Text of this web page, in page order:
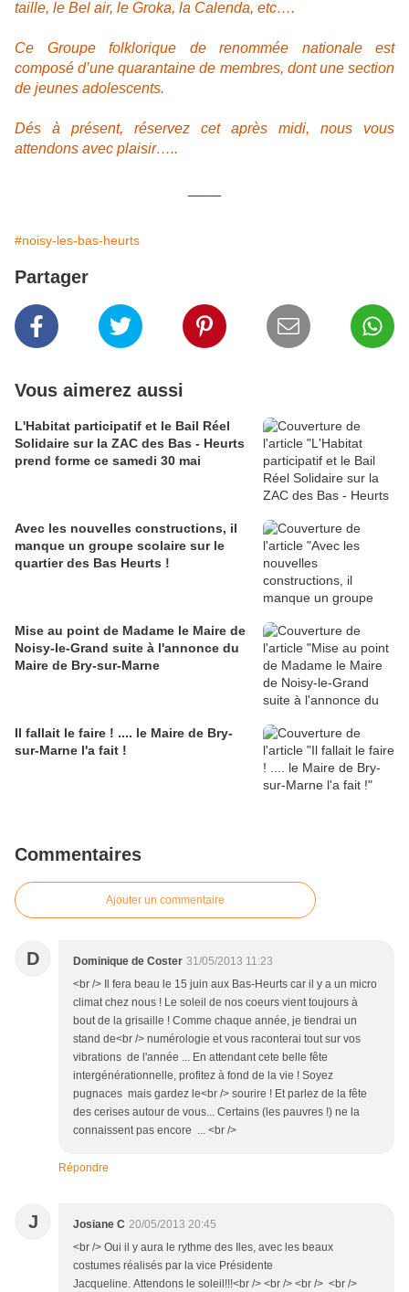
taille, le Bel air, le Groka, la Calenda, etc….
Ce Groupe folklorique de renommée nationale est
composé d’une quarantaine de membres, dont une section
de jeunes adolescents.
Dés à présent, réservez cet après midi, nous vous
attendons avec plaisir…..
#noisy-les-bas-heurts
Partager
Vous aimerez aussi
L'Habitat participatif et le Bail Réel
Solidaire sur la ZAC des Bas - Heurts
prend forme ce samedi 30 mai
Avec les nouvelles constructions, il
manque un groupe scolaire sur le
quartier des Bas Heurts !
Mise au point de Madame le Maire de
Noisy-le-Grand suite à l'annonce du
Maire de Bry-sur-Marne
Il fallait le faire ! .... le Maire de Bry-
sur-Marne l'a fait !
Commentaires
Ajouter un commentaire
D Dominique de Coster 31/05/2013 11:23
<br /> Il fera beau le 15 juin aux Bas-Heurts car il y a un micro
climat chez nous ! Le soleil de nos coeurs vient toujours à
bout de la grisaille ! Comme chaque année, je tiendrai un
stand de<br /> numérologie et vous raconterai tout sur vos
vibrations de l'année ... En attendant cete belle fête
intergénérationnelle, profitez à fond de la vie ! Soyez
pugnaces mais gardez le<br /> sourire ! Et parlez de la fête
des cerises autour de vous... Certains (les pauvres !) ne la
connaissent pas encore ... <br />
Répondre
J Josiane C 20/05/2013 20:45
<br /> Oui il y aura le rythme des Iles, avec les beaux
costumes réalisés par la vice Présidente
Jacqueline. Attendons le soleil!!!<br /> <br /> <br /> <br />